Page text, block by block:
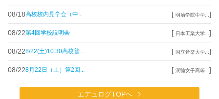
08/18高校校内見学会（中... [ 明治学院中学... ]
08/22第4回学校説明会 [ 日本工業大学... ]
08/228/22(土)10:30高校普... [ 国立音楽大学... ]
08/228月22日（土）第2回... [ 潤徳女子高等... ]
エデュログTOPへ